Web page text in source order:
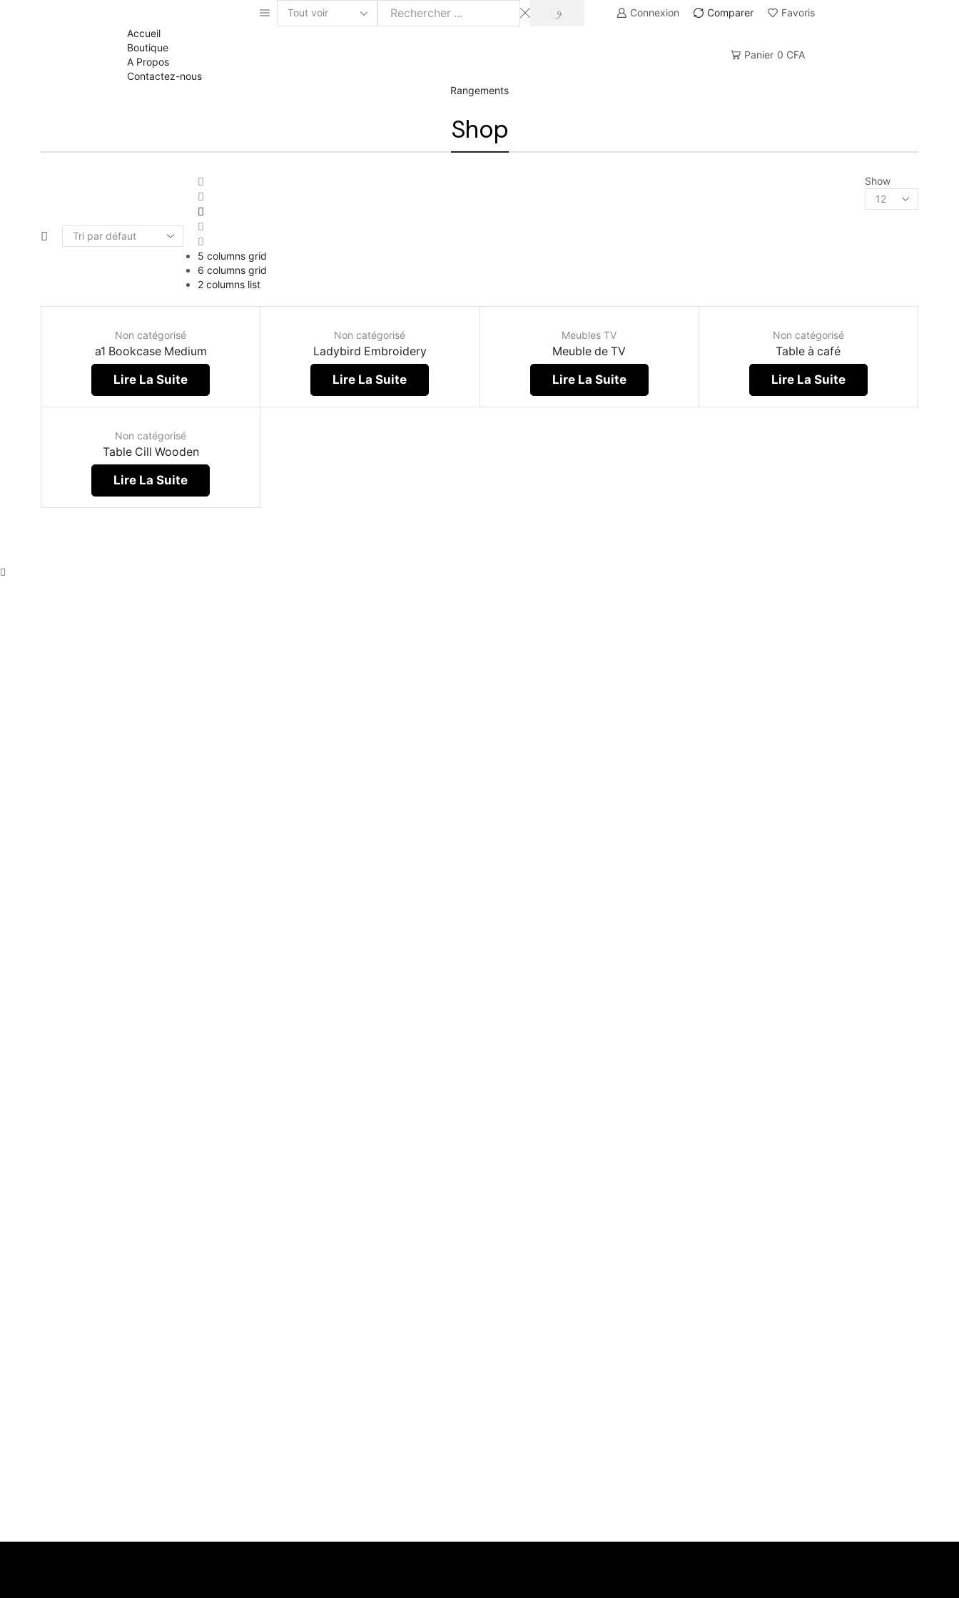
Connexion Comparer
Favoris
Accueil
Boutique
A Propos
Contactez-nous
Panier 0 CFA
Rangements
Shop
5 columns grid
6 columns grid
2 columns list
Show
Non catégorisé
a1 Bookcase Medium
Lire La Suite
Non catégorisé
Ladybird Embroidery
Lire La Suite
Meubles TV
Meuble de TV
Lire La Suite
Non catégorisé
Table à café
Lire La Suite
Non catégorisé
Table Cill Wooden
Lire La Suite